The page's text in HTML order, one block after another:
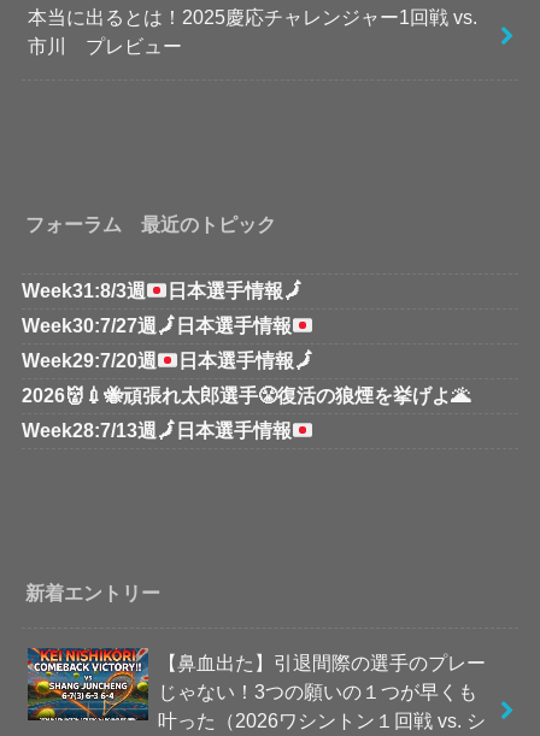
本当に出るとは！2025慶応チャレンジャー1回戦 vs.
市川 プレビュー
フォーラム 最近のトピック
Week31:8/3週 日本選手情報🗾
Week30:7/27週 🗾 日本選手情報
Week29:7/20週
日本選手情報🗾
2026👹💉🐝頑張れ太郎選手😤復活の狼煙を挙げよ🌋
Week28:7/13週 🗾 日本選手情報
新着エントリー
【鼻血出た】引退間際の選手のプレー
じゃない！3つの願いの１つが早くも
叶った（2026ワシントン１回戦 vs. シ